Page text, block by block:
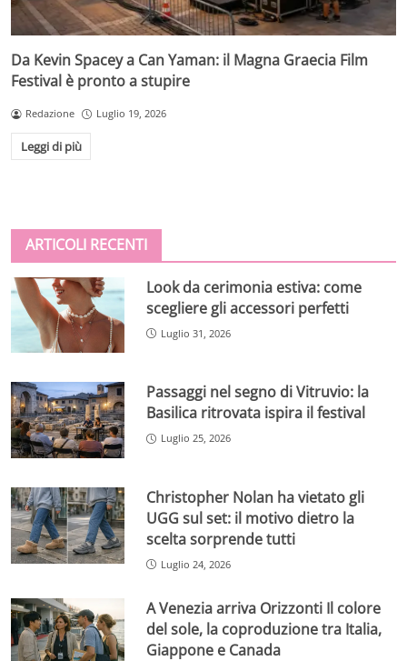
Da Kevin Spacey a Can Yaman: il Magna Graecia Film
Festival è pronto a stupire
Redazione Luglio 19, 2026
Leggi di più
ARTICOLI RECENTI
Look da cerimonia estiva: come
scegliere gli accessori perfetti
Luglio 31, 2026
Passaggi nel segno di Vitruvio: la
Basilica ritrovata ispira il festival
Luglio 25, 2026
Christopher Nolan ha vietato gli
UGG sul set: il motivo dietro la
scelta sorprende tutti
Luglio 24, 2026
A Venezia arriva Orizzonti Il colore
del sole, la coproduzione tra Italia,
Giappone e Canada